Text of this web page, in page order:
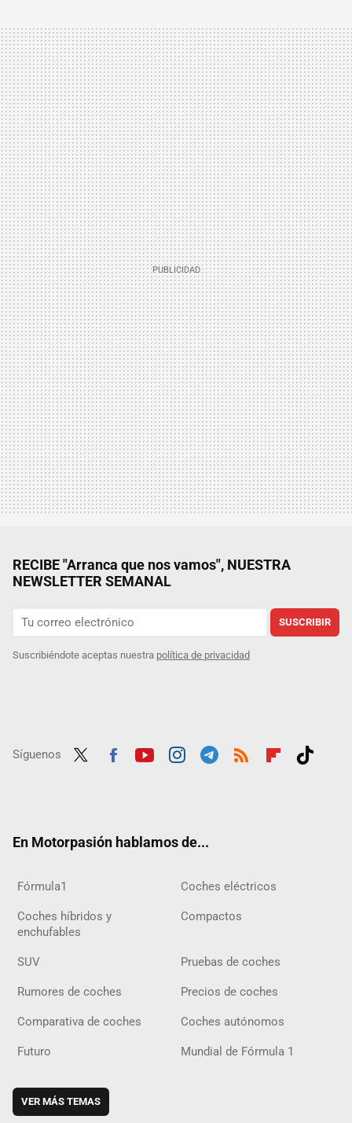
RECIBE "Arranca que nos vamos", NUESTRA
NEWSLETTER SEMANAL
SUSCRIBIR
Suscribiéndote aceptas nuestra política de privacidad
Síguenos
En Motorpasión hablamos de...
Fórmula1 Coches eléctricos
Coches híbridos y
enchufables
Compactos
SUV Pruebas de coches
Rumores de coches Precios de coches
Comparativa de coches Coches autónomos
Futuro Mundial de Fórmula 1
VER MÁS TEMAS